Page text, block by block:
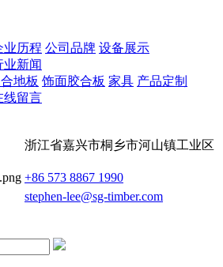
业历程 公司品牌 设备展示
业新闻
地板 饰面胶合板 家具 产品定制
线留言
浙江省嘉兴市桐乡市河山镇工业区
+86 573 8867 1990
stephen-lee@sg-timber.com